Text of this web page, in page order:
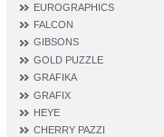
EUROGRAPHICS
FALCON
GIBSONS
GOLD PUZZLE
GRAFIKA
GRAFIX
HEYE
CHERRY PAZZI